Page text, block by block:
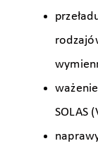
SOLAS